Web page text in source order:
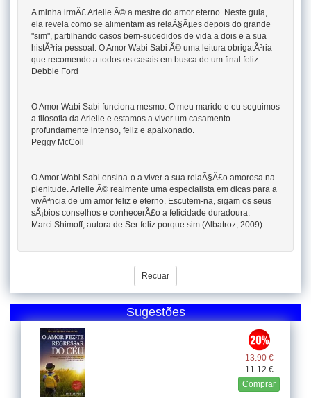
A minha irmÃ£ Arielle Ã© a mestre do amor eterno. Neste guia,
ela revela como se alimentam as relaÃ§Ãµes depois do grande
"sim", partilhando casos bem-sucedidos de vida a dois e a sua
histÃ³ria pessoal. O Amor Wabi Sabi Ã© uma leitura obrigatÃ³ria
que recomendo a todos os casais em busca de um final feliz.
Debbie Ford
O Amor Wabi Sabi funciona mesmo. O meu marido e eu seguimos
a filosofia da Arielle e estamos a viver um casamento
profundamente intenso, feliz e apaixonado.
Peggy McColl
O Amor Wabi Sabi ensina-o a viver a sua relaÃ§Ã£o amorosa na
plenitude. Arielle Ã© realmente uma especialista em dicas para a
vivÃªncia de um amor feliz e eterno. Escutem-na, sigam os seus
sÃ¡bios conselhos e conhecerÃ£o a felicidade duradoura.
Marci Shimoff, autora de Ser feliz porque sim (Albatroz, 2009)
Recuar
Sugestões
13.90 €
11.12 €
Comprar